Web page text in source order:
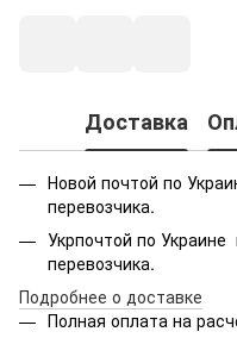
Доставка
Новой почтой по
перевозчика.
Укрпочтой по
перевозчика.
Подробнее о доставке
Полная оплата на